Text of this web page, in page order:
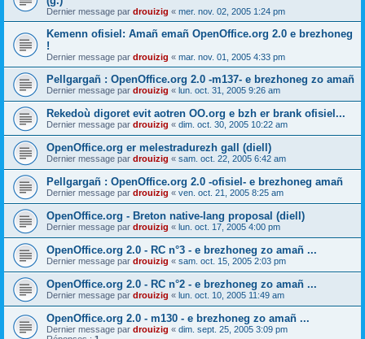
Dernier message par drouizig « mer. nov. 02, 2005 1:24 pm
Kemenn ofisiel: Amañ emañ OpenOffice.org 2.0 e brezhoneg
!
Dernier message par drouizig « mar. nov. 01, 2005 4:33 pm
Pellgargañ : OpenOffice.org 2.0 -m137- e brezhoneg zo amañ
Dernier message par drouizig « lun. oct. 31, 2005 9:26 am
Rekedoù digoret evit aotren OO.org e bzh er brank ofisiel...
Dernier message par drouizig « dim. oct. 30, 2005 10:22 am
OpenOffice.org er melestradurezh gall (diell)
Dernier message par drouizig « sam. oct. 22, 2005 6:42 am
Pellgargañ : OpenOffice.org 2.0 -ofisiel- e brezhoneg amañ
Dernier message par drouizig « ven. oct. 21, 2005 8:25 am
OpenOffice.org - Breton native-lang proposal (diell)
Dernier message par drouizig « lun. oct. 17, 2005 4:00 pm
OpenOffice.org 2.0 - RC n°3 - e brezhoneg zo amañ ...
Dernier message par drouizig « sam. oct. 15, 2005 2:03 pm
OpenOffice.org 2.0 - RC n°2 - e brezhoneg zo amañ ...
Dernier message par drouizig « lun. oct. 10, 2005 11:49 am
OpenOffice.org 2.0 - m130 - e brezhoneg zo amañ ...
Dernier message par drouizig « dim. sept. 25, 2005 3:09 pm